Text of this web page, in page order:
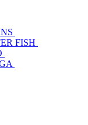
FISH